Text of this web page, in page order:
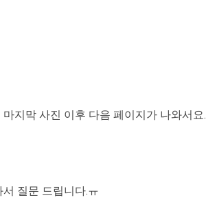
지막 사진 이후 다음 페이지가 나와서요.
질문 드립니다.ㅠ